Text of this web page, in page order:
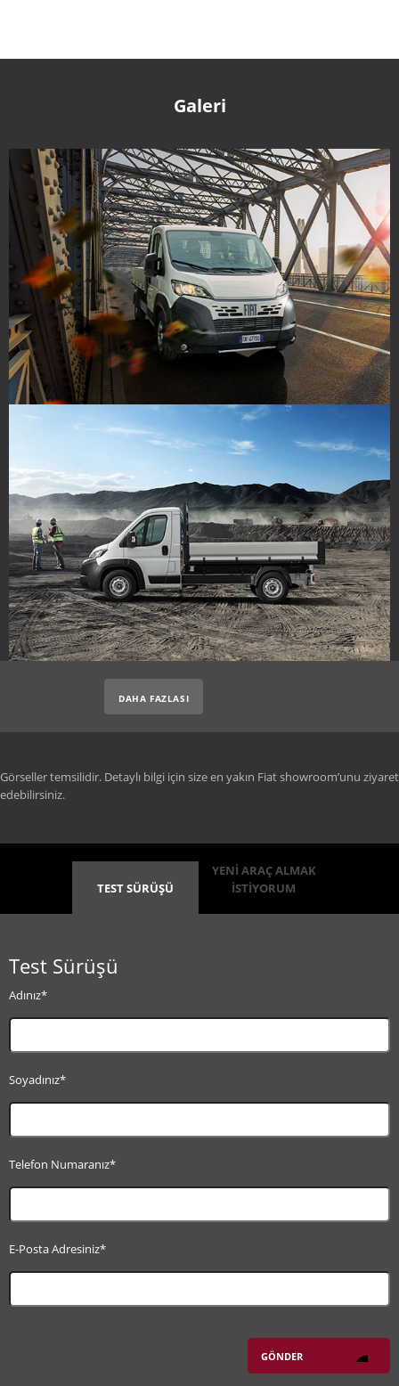
Galeri
DAHA FAZLASI
Görseller temsilidir. Detaylı bilgi için size en yakın Fiat showroom’unu ziyaret
edebilirsiniz.
TEST SÜRÜŞÜ
YENİ ARAÇ ALMAK
İSTİYORUM
Test Sürüşü
Adınız*
Soyadınız*
Telefon Numaranız*
E-Posta Adresiniz*